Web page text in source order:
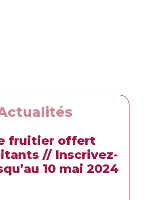
fruitier offert
// Inscrivez-
10 mai 2024